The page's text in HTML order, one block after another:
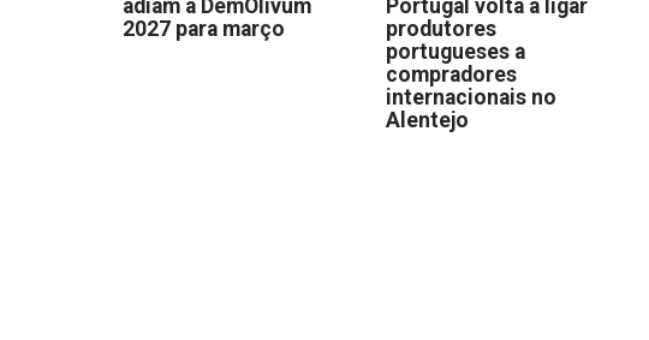
adiam a DemOlivum
2027 para março
Portugal volta a ligar
produtores
portugueses a
compradores
internacionais no
Alentejo